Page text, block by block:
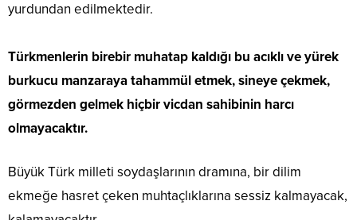
yurdundan edilmektedir.
Türkmenlerin birebir muhatap kaldığı bu acıklı ve yürek
burkucu manzaraya tahammül etmek, sineye çekmek,
görmezden gelmek hiçbir vicdan sahibinin harcı
olmayacaktır.
Büyük Türk milleti soydaşlarının dramına, bir dilim
ekmeğe hasret çeken muhtaçlıklarına sessiz kalmayacak,